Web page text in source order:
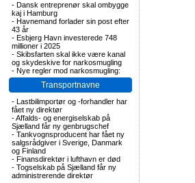
- Dansk entreprenør skal ombygge
kaj i Hamburg
- Havnemand forlader sin post efter
43 år
- Esbjerg Havn investerede 748
millioner i 2025
- Skibsfarten skal ikke være kanal
og skydeskive for narkosmugling
- Nye regler mod narkosmugling:
Transportnavne
- Lastbilimportør og -forhandler har
fået ny direktør
-Affalds- og energiselskab på
Sjælland får ny genbrugschef
- Tankvognsproducent har fået ny
salgsrådgiver i Sverige, Danmark
og Finland
- Finansdirektør i lufthavn er død
- Togselskab på Sjælland får ny
administrerende direktør